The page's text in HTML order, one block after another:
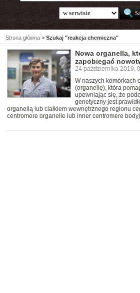
Strona główna > Szukaj "reakcja chemiczna"
Nowa organella,
zapobiegać
24 października 2019,
W naszych komórkach
(organellę), która
upewniając się, że
genetyczny jest
organellą lub ciałkiem wewnętrznego regionu
centromere organelle lub inner centromere